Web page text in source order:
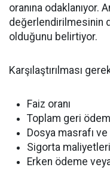
oranına odaklanıyor.
değerlendirilmesinin
olduğunu belirtiyor.
Karşılaştırılması
Faiz oranı
Toplam geri
Dosya masrafı
Sigorta maliyetleri
Erken ödeme